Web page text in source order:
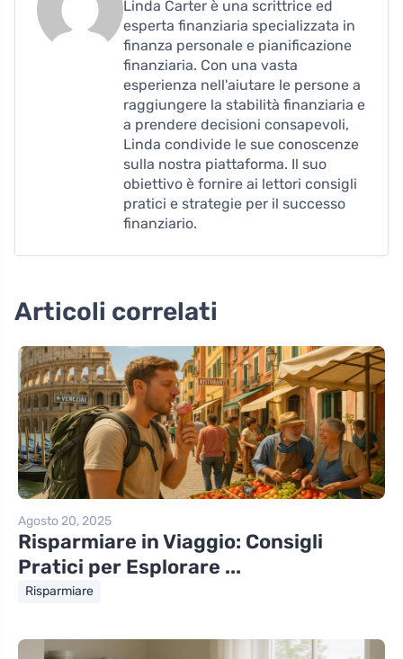
Linda Carter è una scrittrice ed
esperta finanziaria specializzata in
finanza personale e pianificazione
finanziaria. Con una vasta
esperienza nell'aiutare le persone a
raggiungere la stabilità finanziaria e
a prendere decisioni consapevoli,
Linda condivide le sue conoscenze
sulla nostra piattaforma. Il suo
obiettivo è fornire ai lettori consigli
pratici e strategie per il successo
finanziario.
Articoli correlati
Agosto 20, 2025
Risparmiare in Viaggio: Consigli
Pratici per Esplorare ...
Risparmiare